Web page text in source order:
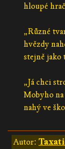
hloupé
„Různé
hvězdy
stejně jako
„Já chci
Mobyho
nahý ve
Autor: